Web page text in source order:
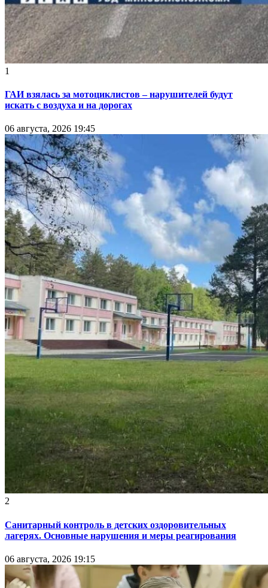
1
ГАИ взялась за мотоциклистов – нарушителей будут
искать с воздуха и на дорогах
06 августа, 2026 19:45
2
Санитарный контроль в детских оздоровительных
лагерях. Основные нарушения и меры реагирования
06 августа, 2026 19:15